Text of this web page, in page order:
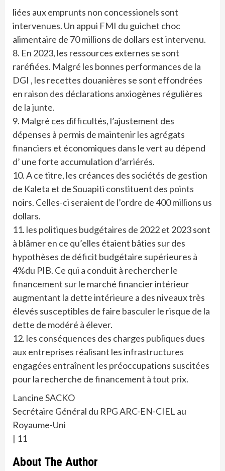
liées aux emprunts non concessionels sont
intervenues. Un appui FMI du guichet choc
alimentaire de 70 millions de dollars est intervenu.
8. ⁠En 2023, les ressources externes se sont
raréfiées. Malgré les bonnes performances de la
DGI , les recettes douanières se sont effondrées
en raison des déclarations anxiogènes régulières
de la junte.
9. ⁠Malgré ces difficultés, l’ajustement des
dépenses à permis de maintenir les agrégats
financiers et économiques dans le vert au dépend
d’ une forte accumulation d’arriérés.
10. ⁠A ce titre, les créances des sociétés de gestion
de Kaleta et de Souapiti constituent des points
noirs. Celles-ci seraient de l’ordre de 400 millions us
dollars.
11. ⁠les politiques budgétaires de 2022 et 2023 sont
à blâmer en ce qu’elles étaient bâties sur des
hypothèses de déficit budgétaire supérieures à
4%du PIB. Ce qui a conduit à rechercher le
financement sur le marché financier intérieur
augmentant la dette intérieure a des niveaux très
élevés susceptibles de faire basculer le risque de la
dette de modéré à élever.
12. ⁠les conséquences des charges publiques dues
aux entreprises réalisant les infrastructures
engagées entraînent les préoccupations suscitées
pour la recherche de financement à tout prix.
Lancine SACKO
Secrétaire Général du RPG ARC-EN-CIEL au
Royaume-Uni
| 11
About The Author